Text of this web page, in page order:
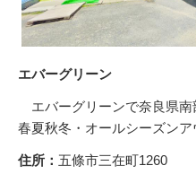
エバーグリーン
エバーグリーンで奈良県南
春夏秋冬・オールシーズンア
住所： 五條市三在町1260